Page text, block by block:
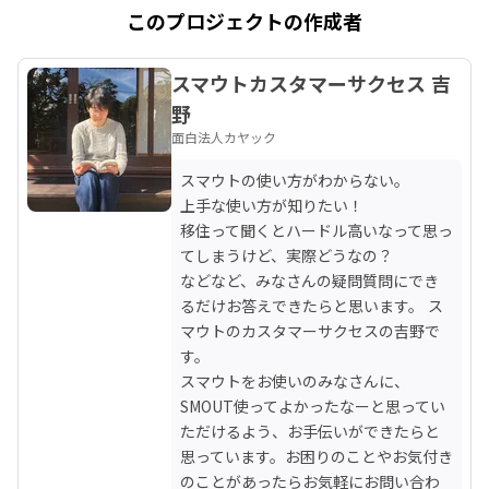
このプロジェクトの作成者
スマウトカスタマーサクセス 吉
野
面白法人カヤック
スマウトの使い方がわからない。
上手な使い方が知りたい！
移住って聞くとハードル高いなって思っ
てしまうけど、実際どうなの？
などなど、みなさんの疑問質問にでき
るだけお答えできたらと思います。 ス
マウトのカスタマーサクセスの吉野で
す。
スマウトをお使いのみなさんに、
SMOUT使ってよかったなーと思ってい
ただけるよう、お手伝いができたらと
思っています。お困りのことやお気付き
のことがあったらお気軽にお問い合わ